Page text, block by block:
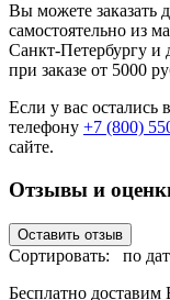
Вы можете заказать
самостоятельно из
Санкт-Петербургу и
при заказе от 5000
Если у вас остались
телефону +7 (800)
сайте.
Отзывы и
Оставить отзыв
Сортировать: по
Бесплатно доставим